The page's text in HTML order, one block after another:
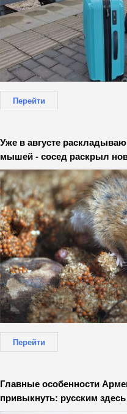
Перейти
Уже в августе
мышей - сосед раскрыл
Перейти
Главные особенности
привыкнуть: русским